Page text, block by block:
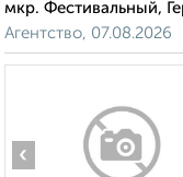
мкр. Фестивальный,
Агентство, 07.08.2026
‹